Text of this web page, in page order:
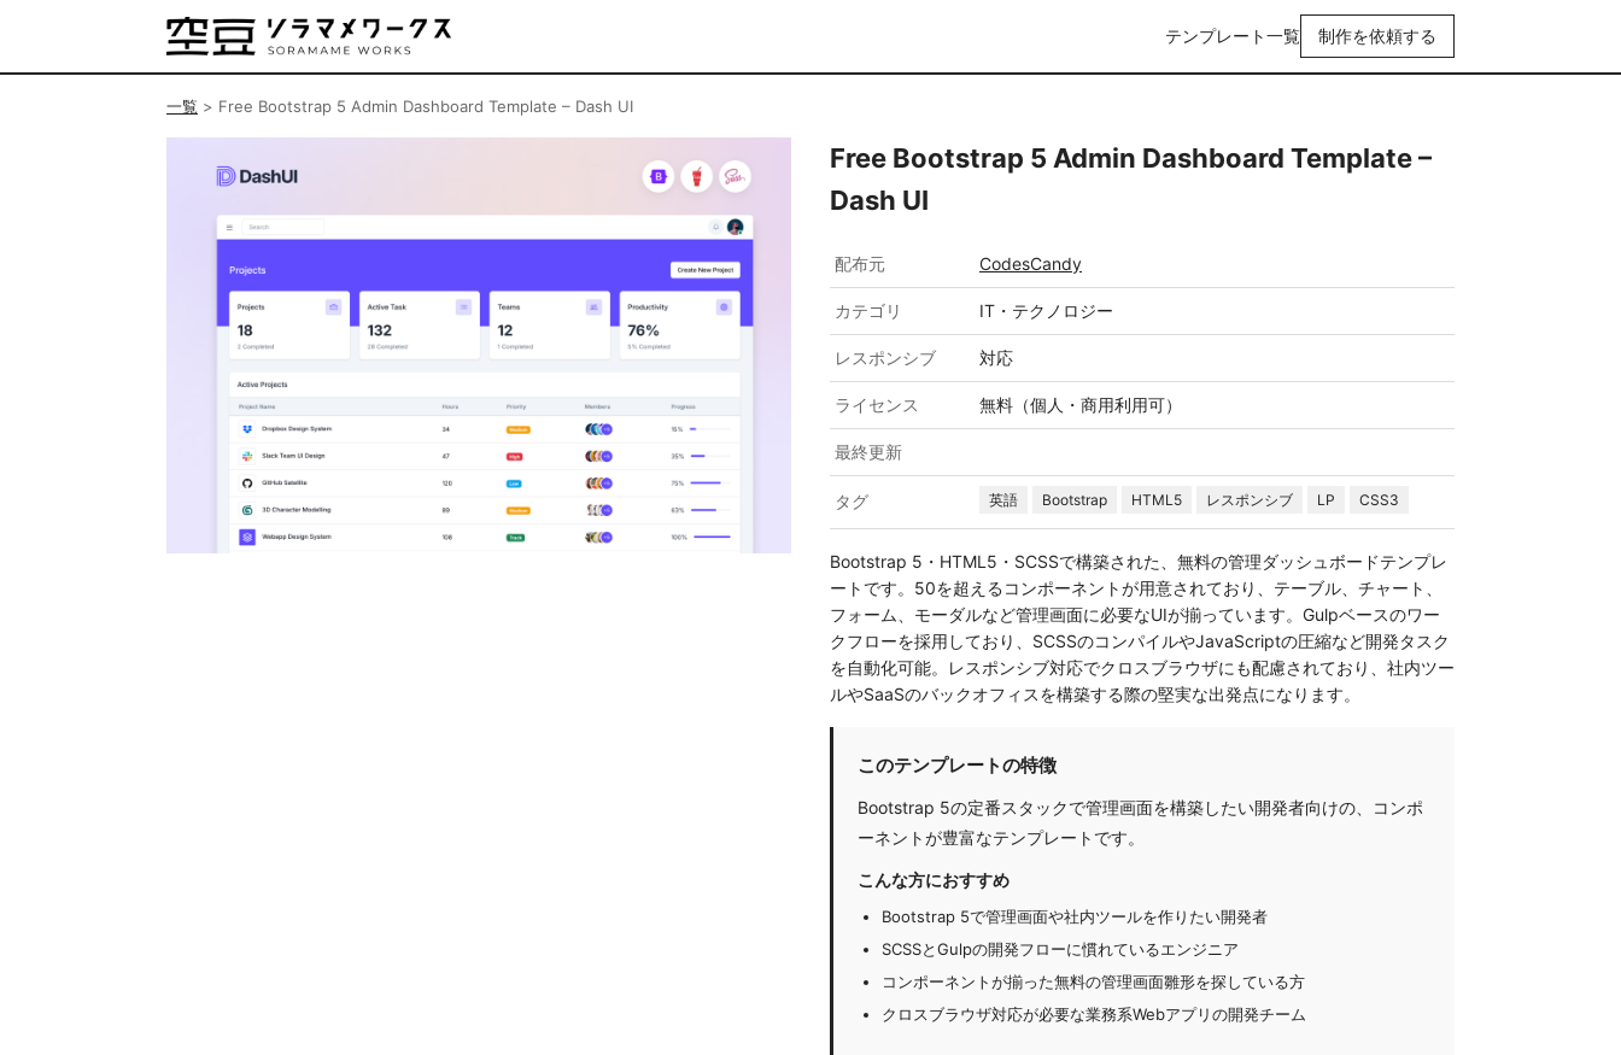
テンプレート一覧 制作を依頼する
一覧 > Free Bootstrap 5 Admin Dashboard Template – Dash UI
Free Bootstrap 5 Admin Dashboard Template –
Dash UI
配布元 CodesCandy
カテゴリ IT・テクノロジー
レスポンシブ 対応
ライセンス 無料（個人・商用利用可）
最終更新
タグ 英語 Bootstrap HTML5 レスポンシブ LP CSS3
Bootstrap 5・HTML5・SCSSで構築された、無料の管理ダッシュボードテンプレ
ートです。50を超えるコンポーネントが用意されており、テーブル、チャート、
フォーム、モーダルなど管理画面に必要なUIが揃っています。Gulpベースのワー
クフローを採用しており、SCSSのコンパイルやJavaScriptの圧縮など開発タスク
を自動化可能。レスポンシブ対応でクロスブラウザにも配慮されており、社内ツー
ルやSaaSのバックオフィスを構築する際の堅実な出発点になります。
このテンプレートの特徴
Bootstrap 5の定番スタックで管理画面を構築したい開発者向けの、コンポ
ーネントが豊富なテンプレートです。
こんな方におすすめ
Bootstrap 5で管理画面や社内ツールを作りたい開発者
SCSSとGulpの開発フローに慣れているエンジニア
コンポーネントが揃った無料の管理画面雛形を探している方
クロスブラウザ対応が必要な業務系Webアプリの開発チーム